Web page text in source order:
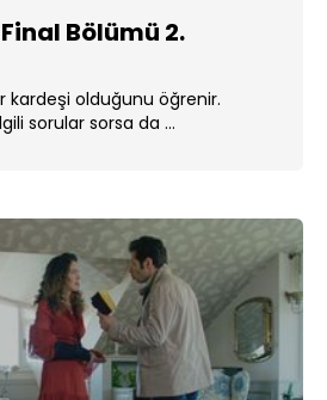
Bölümü 2.
kardeşi olduğunu öğrenir.
sorular sorsa da ...